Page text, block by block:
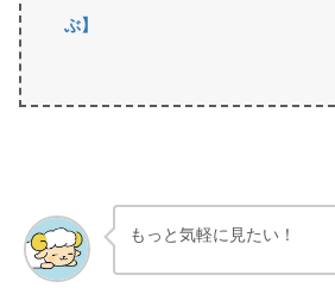
ぶ】
もっと気軽に見たい！